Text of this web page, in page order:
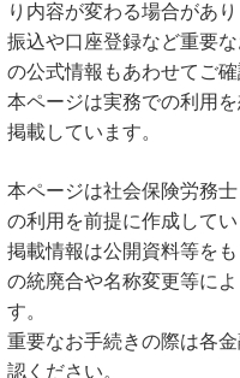
り内容が変わる場合があり
振込や口座登録など重要
の公式情報もあわせてご確
本ページは実務での利用
掲載しています。
本ページは社会保険労務
の利用を前提に作成してい
掲載情報は公開資料等を
の統廃合や名称変更等に
す。
重要なお手続きの際は各
認ください。